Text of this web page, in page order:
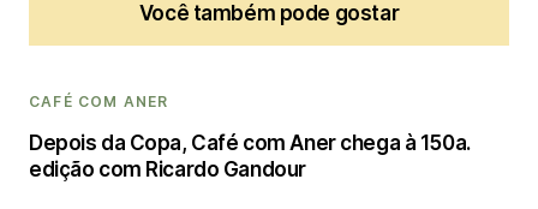
Você também pode gostar
CAFÉ COM ANER
Depois da Copa, Café com Aner chega à 150a.
edição com Ricardo Gandour